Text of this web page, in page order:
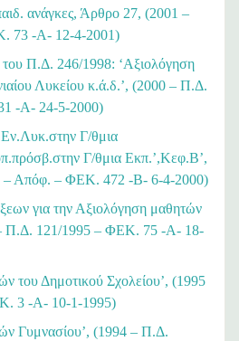
ανάγκες, Άρθρο 27, (2001 –
73 -Α- 12-4-2001)
Π.Δ. 246/1998: ‘Αξιολόγηση
Λυκείου κ.ά.δ.’, (2000 – Π.Δ.
-Α- 24-5-2000)
Γ/θμια
Γ/θμια Εκπ.’,Κεφ.Β’,
– Απόφ. – ΦΕΚ. 472 -Β- 6-4-2000)
για την Αξιολόγηση μαθητών
– Π.Δ. 121/1995 – ΦΕΚ. 75 -Α- 18-
του Δημοτικού Σχολείου’, (1995
3 -Α- 10-1-1995)
Γυμνασίου’, (1994 – Π.Δ.